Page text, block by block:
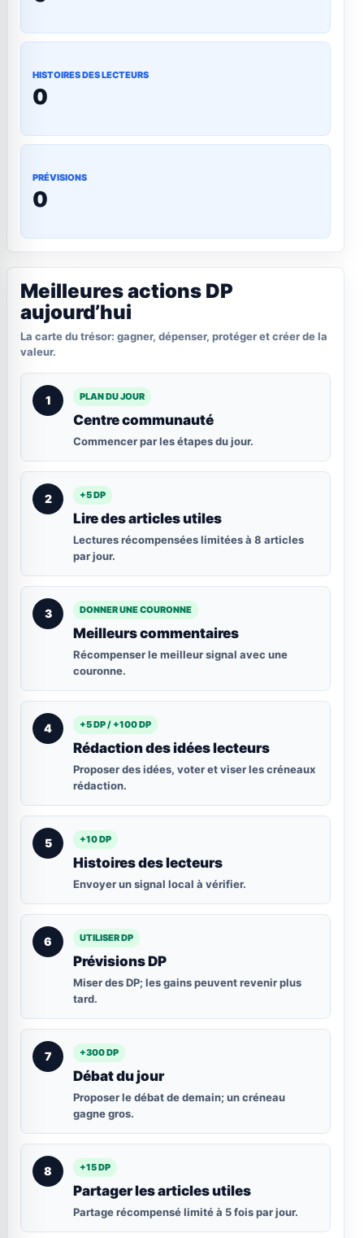
HISTOIRES DES LECTEURS
0
PRÉVISIONS
0
Meilleures actions DP
aujourd’hui
La carte du trésor: gagner, dépenser, protéger et créer de la
valeur.
1 PLAN DU JOUR
Centre communauté
Commencer par les étapes du jour.
2 +5 DP
Lire des articles utiles
Lectures récompensées limitées à 8 articles
par jour.
3 DONNER UNE COURONNE
Meilleurs commentaires
Récompenser le meilleur signal avec une
couronne.
4 +5 DP / +100 DP
Rédaction des idées lecteurs
Proposer des idées, voter et viser les créneaux
rédaction.
5 +10 DP
Histoires des lecteurs
Envoyer un signal local à vérifier.
6 UTILISER DP
Prévisions DP
Miser des DP; les gains peuvent revenir plus
tard.
7 +300 DP
Débat du jour
Proposer le débat de demain; un créneau
gagne gros.
8 +15 DP
Partager les articles utiles
Partage récompensé limité à 5 fois par jour.